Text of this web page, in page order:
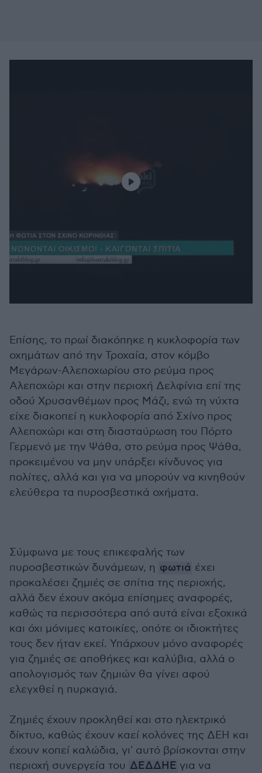
Επίσης, το πρωί διακόπηκε η κυκλοφορία των
οχημάτων από την Τροχαία, στον κόμβο
Μεγάρων-Αλεποχωρίου στο ρεύμα προς
Αλεποχώρι και στην περιοχή Δελφίνια επί της
οδού Χρυσανθέμων προς Μάζι, ενώ τη νύχτα
είχε διακοπεί η κυκλοφορία από Σχίνο προς
Αλεποχώρι και στη διασταύρωση του Πόρτο
Γερμενό με την Ψάθα, στο ρεύμα προς Ψάθα,
προκειμένου να μην υπάρξει κίνδυνος για
πολίτες, αλλά και για να μπορούν να κινηθούν
ελεύθερα τα πυροσβεστικά οχήματα.
Σύμφωνα με τους επικεφαλής των
πυροσβεστικών δυνάμεων, η φωτιά έχει
προκαλέσει ζημιές σε σπίτια της περιοχής,
αλλά δεν έχουν ακόμα επίσημες αναφορές,
καθώς τα περισσότερα από αυτά είναι εξοχικά
και όχι μόνιμες κατοικίες, οπότε οι ιδιοκτήτες
τους δεν ήταν εκεί. Υπάρχουν μόνο αναφορές
για ζημιές σε αποθήκες και καλύβια, αλλά ο
απολογισμός των ζημιών θα γίνει αφού
ελεγχθεί η πυρκαγιά.
Ζημιές έχουν προκληθεί και στο ηλεκτρικό
δίκτυο, καθώς έχουν καεί κολόνες της ΔΕΗ και
έχουν κοπεί καλώδια, γι' αυτό βρίσκονται στην
περιοχή συνεργεία του ΔΕΔΔΗΕ για να